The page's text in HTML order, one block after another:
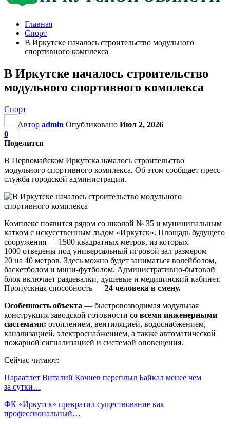
Главная
Спорт
В Иркутске началось строительство модульного
спортивного комплекса
В Иркутске началось строительство
модульного спортивного комплекса
Спорт
Автор admin Опубликовано Июл 2, 2026
0
Поделится
В Первомайском Иркутска началось строительство
модульного спортивного комплекса. Об этом сообщает пресс-
служба городской администрации.
Комплекс появится рядом со школой № 35 и муниципальным
катком с искусственным льдом «Иркутск». Площадь будущего
сооружения — 1500 квадратных метров, из которых
1000 отведены под универсальный игровой зал размером
20 на 40 метров. Здесь можно будет заниматься волейболом,
баскетболом и мини-футболом. Административно-бытовой
блок включает раздевалки, душевые и медицинский кабинет.
Пропускная способность — 24 человека в смену.
Особенность объекта — быстровозводимая модульная
конструкция заводской готовности со всеми инженерными
системами: отоплением, вентиляцией, водоснабжением,
канализацией, электроснабжением, а также автоматической
пожарной сигнализацией и системой оповещения.
Сейчас читают:
Параатлет Виталий Кочнев переплыл Байкал менее чем
за сутки…
ФК «Иркутск» прекратил существование как
профессиональный…